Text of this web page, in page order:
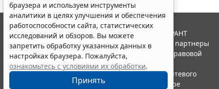
браузера и используем инструменты
аналитики в целях улучшения и обеспечения
работоспособности сайта, статистических
исследований и обзоров. Вы можете
запретить обработку указанных данных в
настройках браузера. Пожалуйста,
ознакомьтесь с условиями их обработки.
Принять
© ООО "НПП "ГАРАНТ-СЕРВИС", 2026. Система ГАРАНТ
выпускается с 1990 года. Компания "Гарант" и ее партнеры
являются участниками Российской ассоциации правовой
информации ГАРАНТ.
Портал ГАРАНТ.РУ зарегистрирован в качестве сетевого
издания Федеральной службой по надзору в сфере